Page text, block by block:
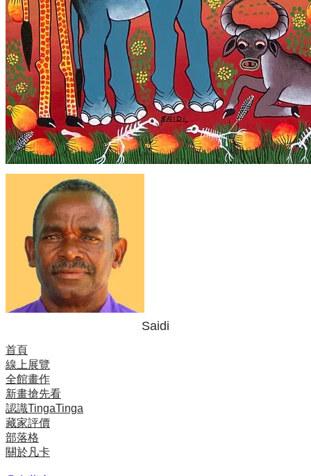
Saidi
首頁
線上展覽
全館畫作
新畫搶先看
認識TingaTinga
藏家評價
部落格
關於凡卡